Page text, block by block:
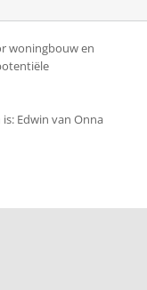
woningbouw en
Edwin van Onna